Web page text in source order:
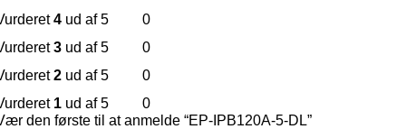
4 ud af 5
0
3 ud af 5
0
2 ud af 5
0
1 ud af 5 0
den første til at anmelde “EP-IPB120A-5-DL”